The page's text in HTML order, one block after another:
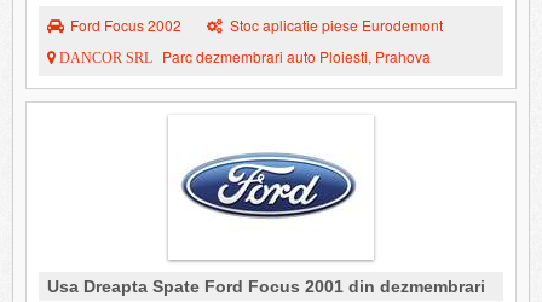
Ford Focus 2002 Stoc aplicatie piese Eurodemont
DANCOR SRL Parc dezmembrari auto Ploiesti, Prahova
Usa Dreapta Spate Ford Focus 2001 din dezmembrari